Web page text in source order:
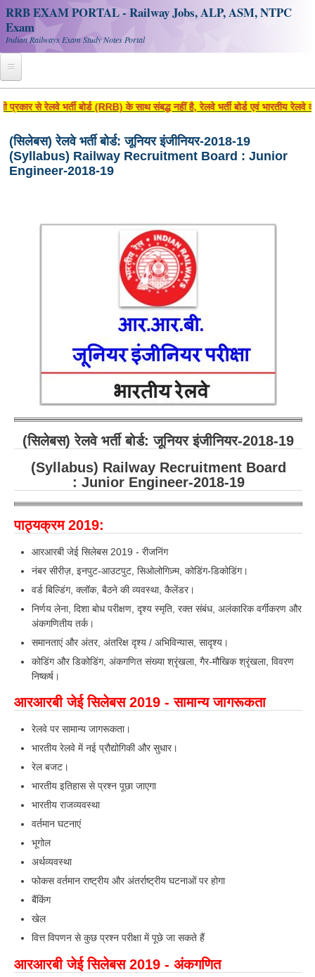
RRB EXAM PORTAL - Railway Jobs, ALP, ASM, NTPC
Exam
Indian Railways Exam Study Notes Portal
Railway JOBS
RRB NTPC CBT PDF Notes
RRB ALP(Loco Pilot) Study Kit
RRB Junior Engineer(JE) Kit
RRB Group-D Exam Study Kit
रेलवे भर्ती बोर्ड NTPC अध्ययन सामग्री
PARAMEDICAL CBT Study Notes
RRB RPF Constable STUDY NOTES
E-Books
ALP Exam Papers PDF
RRB ALP PSYCHO PDF
RRB NTPC Papers PDF
RRB J.E. Solved Papers
RRB Group-D Sample Papers
RRB EXAM : ENGLISH
RRB Current Affairs PDF
RRB ALP
Loco Pilot Papers PDF
ALP Study Notes
ALP Study Notes (हिन्दी HINDI)
ALP Exam Syllabus
ALP Model Questions
ALP Notification
रेलवे भर्ती बोर्ड (RRB) के साथ संबद्ध नहीं है, रेलवे भर्ती बोर्ड एवं भारतीय रेलवे की
(सिलेबस) रेलवे भर्ती बोर्ड: जूनियर इंजीनियर-2018-19
(Syllabus) Railway Recruitment Board : Junior
Engineer-2018-19
(सिलेबस) रेलवे भर्ती बोर्ड: जूनियर इंजीनियर-2018-19
(Syllabus) Railway Recruitment Board
: Junior Engineer-2018-19
पाठ्यक्रम 2019:
आरआरबी जेई सिलेबस 2019 - रीजनिंग
नंबर सीरीज़, इनपुट-आउटपुट, सिओलोगिज़्म, कोडिंग-डिकोडिंग।
वर्ड बिल्डिंग, क्लॉक, बैठने की व्यवस्था, कैलेंडर।
निर्णय लेना, दिशा बोध परीक्षण, दृश्य स्मृति, रक्त संबंध, अलंकारिक वर्गीकरण और
अंकगणितीय तर्क।
समानताएं और अंतर, अंतरिक्ष दृश्य / अभिविन्यास, सादृश्य।
कोडिंग और डिकोडिंग, अंकगणित संख्या श्रृंखला, गैर-मौखिक श्रृंखला, विवरण
निष्कर्ष।
आरआरबी जेई सिलेबस 2019 - सामान्य जागरूकता
रेलवे पर सामान्य जागरूकता।
भारतीय रेलवे में नई प्रौद्योगिकी और सुधार।
रेल बजट।
भारतीय इतिहास से प्रश्न पूछा जाएगा
भारतीय राजव्यवस्था
वर्तमान घटनाएं
भूगोल
अर्थव्यवस्था
फोकस वर्तमान राष्ट्रीय और अंतर्राष्ट्रीय घटनाओं पर होगा
बैंकिंग
खेल
वित्त विपणन से कुछ प्रश्न परीक्षा में पूछे जा सकते हैं
आरआरबी जेई सिलेबस 2019 - अंकगणित